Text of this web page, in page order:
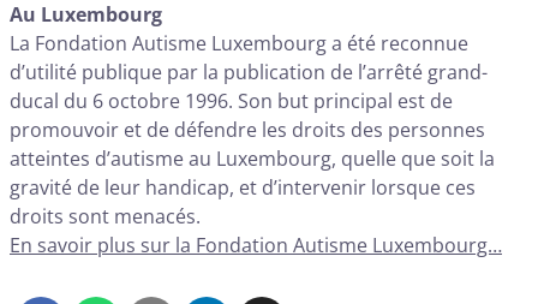
Au Luxembourg
La Fondation Autisme Luxembourg a été reconnue
d’utilité publique par la publication de l’arrêté grand-
ducal du 6 octobre 1996. Son but principal est de
promouvoir et de défendre les droits des personnes
atteintes d’autisme au Luxembourg, quelle que soit la
gravité de leur handicap, et d’intervenir lorsque ces
droits sont menacés.
En savoir plus sur la Fondation Autisme Luxembourg…